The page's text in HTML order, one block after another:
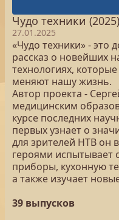
Чудо техники (2025)
27.01.2025
«Чудо техники» - это
рассказ о новейших
технологиях,
меняют нашу жизнь.
Автор проекта -
медицинским
курсе последних
первых узнает о
для зрителей НТВ он
героями
приборы, кухонную
а также изучает
39 выпусков